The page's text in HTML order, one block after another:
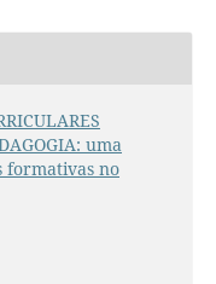
uma
formativas no